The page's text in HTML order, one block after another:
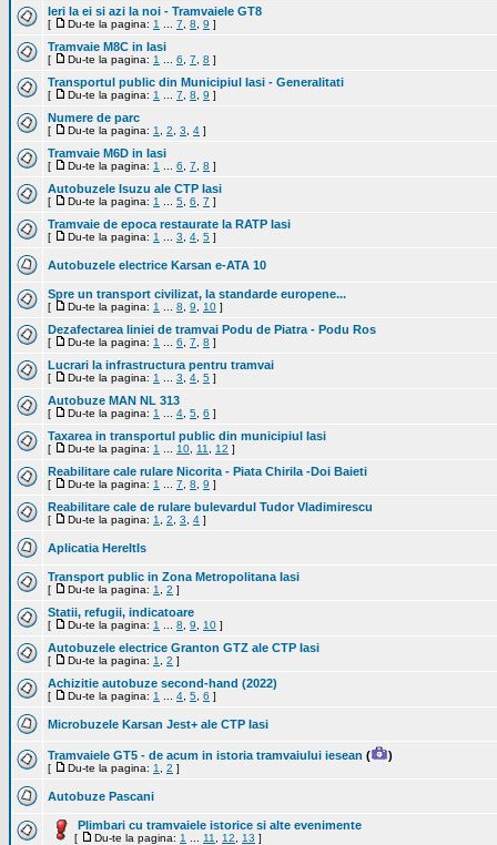
Ieri la ei si azi la noi - Tramvaiele GT8
[ Du-te la pagina: 1 7 8 9 ]
Tramvaie M8C in Iasi
[ Du-te la pagina: 1 6 7 8 ]
Transportul public din Municipiul Iasi - Generalitati
[ Du-te la pagina: 1 7 8 9 ]
Numere de parc
[ Du-te la pagina: 1 2 3 4 ]
Tramvaie M6D in Iasi
[ Du-te la pagina: 1 6 7 8 ]
Autobuzele Isuzu ale CTP Iasi
[ Du-te la pagina: 1 5 6 7 ]
Tramvaie de epoca restaurate la RATP Iasi
[ Du-te la pagina: 1 3 4 5 ]
Autobuzele electrice Karsan e-ATA 10
Spre un transport civilizat, la standarde europene...
[ Du-te la pagina: 1 8 9 10 ]
Dezafectarea liniei de tramvai Podu de Piatra - Podu Ros
[ Du-te la pagina: 1 6 7 8 ]
Lucrari la infrastructura pentru tramvai
[ Du-te la pagina: 1 3 4 5 ]
Autobuze MAN NL 313
[ Du-te la pagina: 1 4 5 6 ]
Taxarea in transportul public din municipiul Iasi
[ Du-te la pagina: 1 10 11 12 ]
Reabilitare cale rulare Nicorita - Piata Chirila -Doi Baieti
[ Du-te la pagina: 1 7 8 9 ]
Reabilitare cale de rulare bulevardul Tudor Vladimirescu
[ Du-te la pagina: 1 2 3 4 ]
Aplicatia HereItIs
Transport public in Zona Metropolitana Iasi
[ Du-te la pagina: 1 2 ]
Statii, refugii, indicatoare
[ Du-te la pagina: 1 8 9 10 ]
Autobuzele electrice Granton GTZ ale CTP Iasi
[ Du-te la pagina: 1 2 ]
Achizitie autobuze second-hand (2022)
[ Du-te la pagina: 1 4 5 6 ]
Microbuzele Karsan Jest+ ale CTP Iasi
Tramvaiele GT5 - de acum in istoria tramvaiului iesean ( )
[ Du-te la pagina: 1 2 ]
Autobuze Pascani
Plimbari cu tramvaiele istorice si alte evenimente
[ Du-te la pagina: 1 11 12 13 ]